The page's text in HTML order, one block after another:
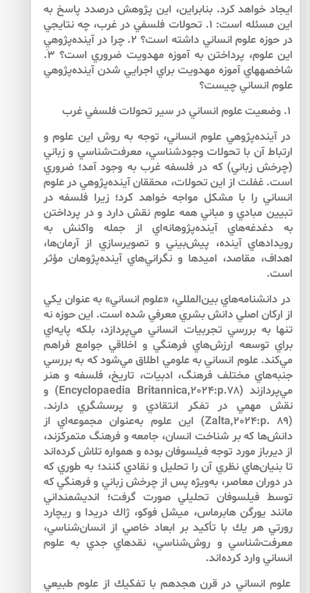
ايجاد خواهد كرد. بنابراين، اين پژوهش درصدد پاسخ به
اين مسئله است: ۱. تحولات فلسفي در غرب، چه نتايجي
در حوزه علوم انساني داشته است؟ ۲. چرا در آينده‌پژوهيِ
اين علوم، پرداختن به آموزه مهدويت ضروري است؟ ۳.
شاخصه­هاي آموزه مهدويت براي اجرايي شدن آينده‌پژوهي
علوم انساني چيست؟
۱. وضعيت علوم انساني در سير تحولات فلسفي غرب
در آينده‌پژوهي علوم انساني، توجه به روش اين علوم و
ارتباط آن با تحولات وجودشناسي، معرفت‌شناسي و زباني
(چرخش زباني) كه در فلسفه غرب به وجود آمد؛ ضروري
است. غفلت از اين تحولات، محققان آينده‌پژوهي در علوم
انساني را با مشكل مواجه خواهد كرد؛ زيرا فلسفه در
تبيين مبادي و مباني همه علوم نقش دارد و در پرداختن
به دغدغه‌هاي آينده‌پژوهانه‌اي از جمله واكنش به
رويدادهاي آينده، پيش‌بيني و تصويرسازي از آرمان‌ها،
اهداف، مقاصد، اميدها و نگراني‌هاي آينده‌پژوهان مؤثر
است.
در دانشنامه‌هاي بين‌المللي، «علوم انساني» به عنوان يكي
از اركان اصلي دانش بشري معرفي شده است. اين حوزه نه
تنها به بررسي تجربيات انساني مي‌پردازد، بلكه پايه‌اي
براي توسعه ارزش‌هاي فرهنگي و اخلاقي جوامع فراهم
مي‌كند. علوم انساني به علومي اطلاق مي‌شود كه به بررسي
جنبه‌هاي مختلف فرهنگ، ادبيات، تاريخ، فلسفه و هنر
مي‌پردازند (Encyclopaedia Britannica,2024:p.78) و
نقش مهمي در تفكر انتقادي و پرسشگري دارند.
(Zalta,2024:p. 89) اين علوم به‌عنوان مجموعه‌اي از
دانش‌ها كه بر شناخت انسان، جامعه و فرهنگ متمركزند،
از ديرباز مورد توجه فيلسوفان بوده و همواره تلاش كرده‌اند
تا بنيان‌هاي نظري آن را تحليل و نقادي كنند؛ به طوري كه
در دوران معاصر، به‌ويژه پس از چرخش زباني و فرهنگي كه
توسط فيلسوفان تحليلي صورت گرفت؛ انديشمنداني
مانند يورگن هابرماس، ميشل فوكو، ژاك دريدا و ريچارد
رورتي هر يك با تأكيد بر ابعاد خاصي از انسان‌شناسي،
معرفت‌شناسي و روش‌شناسي، نقدهاي جدي به علوم
انساني وارد كرده‌اند.
علوم انساني در قرن هجدهم با تفكيك از علوم طبيعي